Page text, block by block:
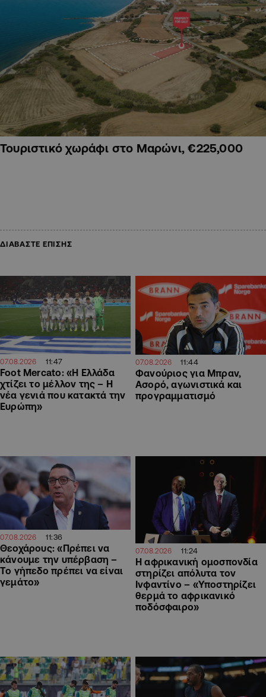
Τουριστικό χωράφι στο Μαρώνι, €225,000
ΔΙΑΒΑΣΤΕ ΕΠΙΣΗΣ
07.08.2026 11:47
Foot Mercato: «Η Ελλάδα
χτίζει το μέλλον της – Η
νέα γενιά που κατακτά την
Ευρώπη»
07.08.2026 11:44
Φανούριος για Μπραν,
Ασορό, αγωνιστικά και
προγραμματισμό
07.08.2026 11:36
Θεοχάρους: «Πρέπει να
κάνουμε την υπέρβαση –
Το γήπεδο πρέπει να είναι
γεμάτο»
07.08.2026 11:24
Η αφρικανική ομοσπονδία
στηρίζει απόλυτα τον
Ινφαντίνο – «Υποστηρίζει
θερμά το αφρικανικό
ποδόσφαιρο»